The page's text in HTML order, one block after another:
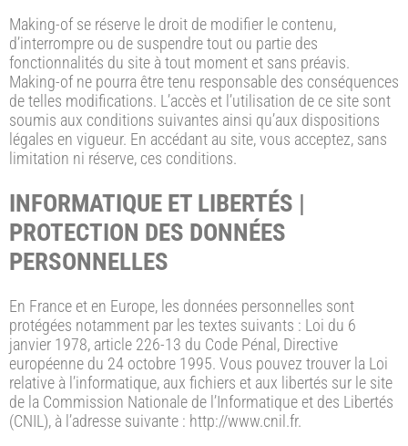
Making-of se réserve le droit de modifier le contenu,
d’interrompre ou de suspendre tout ou partie des
fonctionnalités du site à tout moment et sans préavis.
Making-of ne pourra être tenu responsable des conséquences
de telles modifications. L’accès et l’utilisation de ce site sont
soumis aux conditions suivantes ainsi qu’aux dispositions
légales en vigueur. En accédant au site, vous acceptez, sans
limitation ni réserve, ces conditions.
INFORMATIQUE ET LIBERTÉS |
PROTECTION DES DONNÉES
PERSONNELLES
En France et en Europe, les données personnelles sont
protégées notamment par les textes suivants : Loi du 6
janvier 1978, article 226-13 du Code Pénal, Directive
européenne du 24 octobre 1995. Vous pouvez trouver la Loi
relative à l’informatique, aux fichiers et aux libertés sur le site
de la Commission Nationale de l’Informatique et des Libertés
(CNIL), à l’adresse suivante : http://www.cnil.fr.